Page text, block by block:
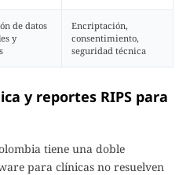
de datos
y
Encriptación,
consentimiento,
seguridad técnica
y reportes RIPS para
tiene una doble
para clínicas no resuelven